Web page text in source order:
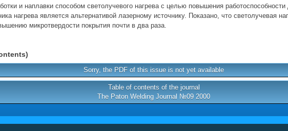
и наплавки способом светолучевого нагрева с целью повышения
нагрева является альтернативой лазерному источнику. Показано, что светолучевая
микротвердости покрытия почти в два раза.
Sorry, the PDF of this issue is not yet available
Table of contents of the journal
The Paton Welding Journal №09 2000